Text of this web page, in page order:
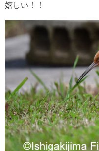
嬉しい！！